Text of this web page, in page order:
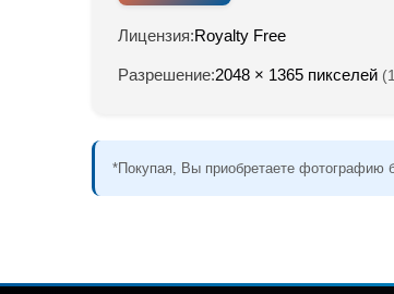
Лицензия:Royalty Free
Разрешение:2048 × 1365 пикселей
*Покупая, Вы приобретаете фотографию